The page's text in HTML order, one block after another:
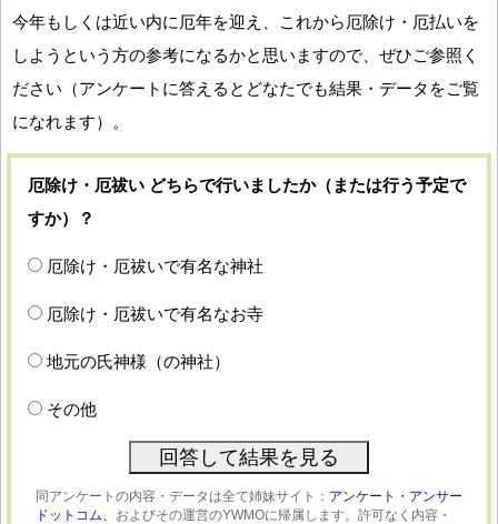
今年もしくは近い内に厄年を迎え、これから厄除け・厄払いを
しようという方の参考になるかと思いますので、ぜひご参照く
ださい（アンケートに答えるとどなたでも結果・データをご覧
になれます）。
厄除け・厄祓い どちらで行いましたか（または行う予定で
すか）？
厄除け・厄祓いで有名な神社
厄除け・厄祓いで有名なお寺
地元の氏神様（の神社）
その他
同アンケートの内容・データは全て姉妹サイト： アンケート・アンサー
ドットコム、 およびその運営のYWMOに帰属します。許可なく内容・